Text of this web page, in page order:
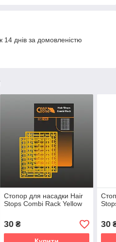
днів за домовленістю
Стопор для насадки Hair
Stops Combi Rack Yellow
30₴ 30